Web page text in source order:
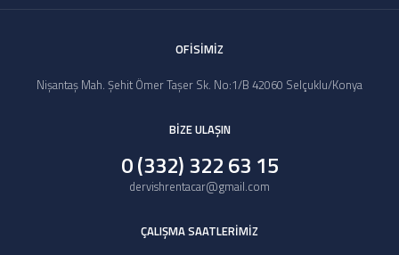
OFİSİMİZ
Nişantaş Mah. Şehit Ömer Taşer Sk. No:1/B 42060 Selçuklu/Konya
BİZE ULAŞIN
0 (332) 322 63 15
dervishrentacar@gmail.com
ÇALIŞMA SAATLERİMİZ